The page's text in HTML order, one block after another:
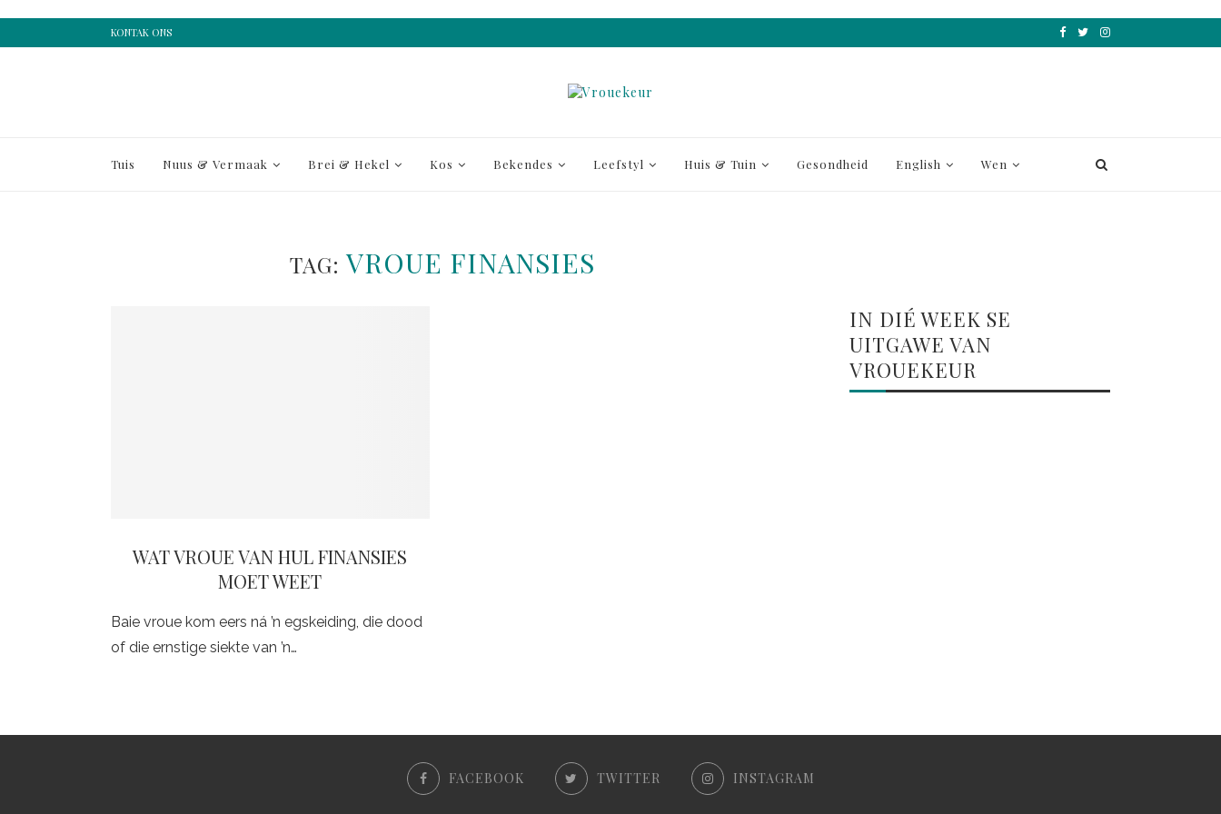
KONTAK ONS
Tuis Nuus & Vermaak Brei & Hekel Kos Bekendes Leefstyl Huis & Tuin Gesondheid English Wen
TAG:VROUE FINANSIES
WAT VROUE VAN HUL FINANSIES
MOET WEET
Baie vroue kom eers ná ’n egskeiding, die dood
of die ernstige siekte van ’n…
IN DIÉ WEEK SE
UITGAWE VAN
VROUEKEUR
FACEBOOK TWITTER INSTAGRAM